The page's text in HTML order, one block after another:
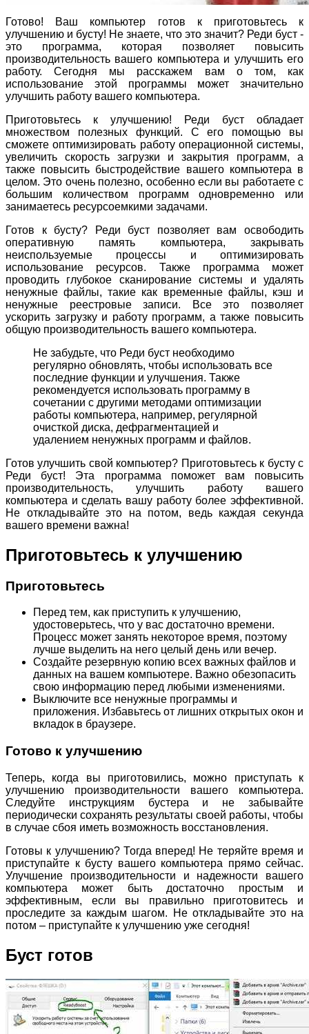
Готово! Ваш компьютер готов к приготовьтесь к
улучшению и бусту! Не знаете, что это значит? Реди буст -
это программа, которая позволяет повысить
производительность вашего компьютера и улучшить его
работу. Сегодня мы расскажем вам о том, как
использование этой программы может значительно
улучшить работу вашего компьютера.
Приготовьтесь к улучшению! Реди буст обладает
множеством полезных функций. С его помощью вы
сможете оптимизировать работу операционной системы,
увеличить скорость загрузки и закрытия программ, а
также повысить быстродействие вашего компьютера в
целом. Это очень полезно, особенно если вы работаете с
большим количеством программ одновременно или
занимаетесь ресурсоемкими задачами.
Готов к бусту? Реди буст позволяет вам освободить
оперативную память компьютера, закрывать
неиспользуемые процессы и оптимизировать
использование ресурсов. Также программа может
проводить глубокое сканирование системы и удалять
ненужные файлы, такие как временные файлы, кэш и
ненужные реестровые записи. Все это позволяет
ускорить загрузку и работу программ, а также повысить
общую производительность вашего компьютера.
Не забудьте, что Реди буст необходимо
регулярно обновлять, чтобы использовать все
последние функции и улучшения. Также
рекомендуется использовать программу в
сочетании с другими методами оптимизации
работы компьютера, например, регулярной
очисткой диска, дефрагментацией и
удалением ненужных программ и файлов.
Готов улучшить свой компьютер? Приготовьтесь к бусту с
Реди буст! Эта программа поможет вам повысить
производительность, улучшить работу вашего
компьютера и сделать вашу работу более эффективной.
Не откладывайте это на потом, ведь каждая секунда
вашего времени важна!
Приготовьтесь к улучшению
Приготовьтесь
Перед тем, как приступить к улучшению,
удостоверьтесь, что у вас достаточно времени.
Процесс может занять некоторое время, поэтому
лучше выделить на него целый день или вечер.
Создайте резервную копию всех важных файлов и
данных на вашем компьютере. Важно обезопасить
свою информацию перед любыми изменениями.
Выключите все ненужные программы и
приложения. Избавьтесь от лишних открытых окон и
вкладок в браузере.
Готово к улучшению
Теперь, когда вы приготовились, можно приступать к
улучшению производительности вашего компьютера.
Следуйте инструкциям бустера и не забывайте
периодически сохранять результаты своей работы, чтобы
в случае сбоя иметь возможность восстановления.
Готовы к улучшению? Тогда вперед! Не теряйте время и
приступайте к бусту вашего компьютера прямо сейчас.
Улучшение производительности и надежности вашего
компьютера может быть достаточно простым и
эффективным, если вы правильно приготовитесь и
проследите за каждым шагом. Не откладывайте это на
потом – приступайте к улучшению уже сегодня!
Буст готов